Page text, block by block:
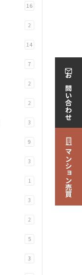
16
2
14
7
2
2
3
9
3
1
3
2
5
3
お問い合わせ
マンション売買